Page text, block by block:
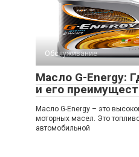
Обслуживание
Масло G-Energy:
и его
Масло G-Energy – это
моторных масел. Это
автомобильной